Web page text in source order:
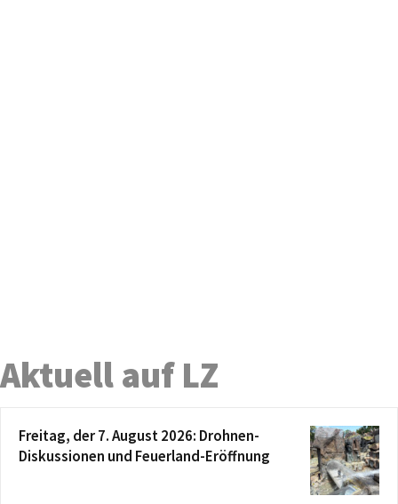
Aktuell auf LZ
Freitag, der 7. August 2026: Drohnen-
Diskussionen und Feuerland-Eröffnung